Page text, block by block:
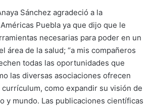
Sánchez agradeció a la
Puebla ya que dijo que le
necesarias para poder en un
área de la salud; “a mis compañeros
todas las oportunidades que
las diversas asociaciones ofrecen
como expandir su visión de
y mundo. Las publicaciones científicas